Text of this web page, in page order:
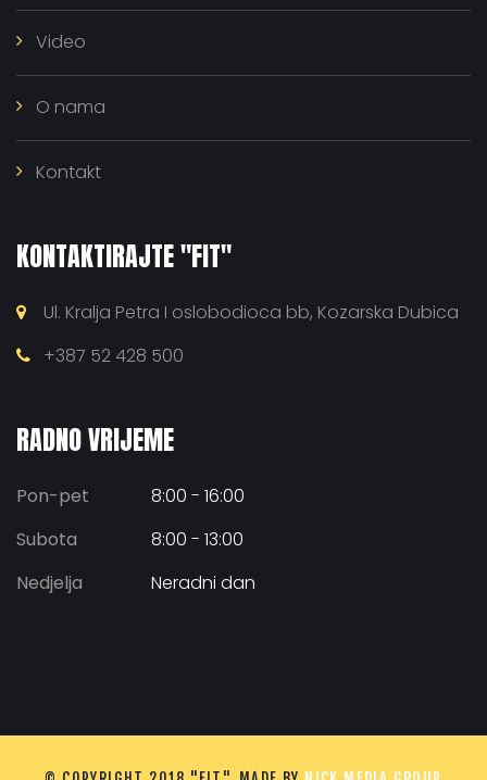
Video
O nama
Kontakt
KONTAKTIRAJTE "FIT"
Ul. Kralja Petra I oslobodioca bb, Kozarska Dubica
+387 52 428 500
RADNO VRIJEME
Pon-pet
8:00 - 16:00
Subota
8:00 - 13:00
Nedjelja
Neradni dan